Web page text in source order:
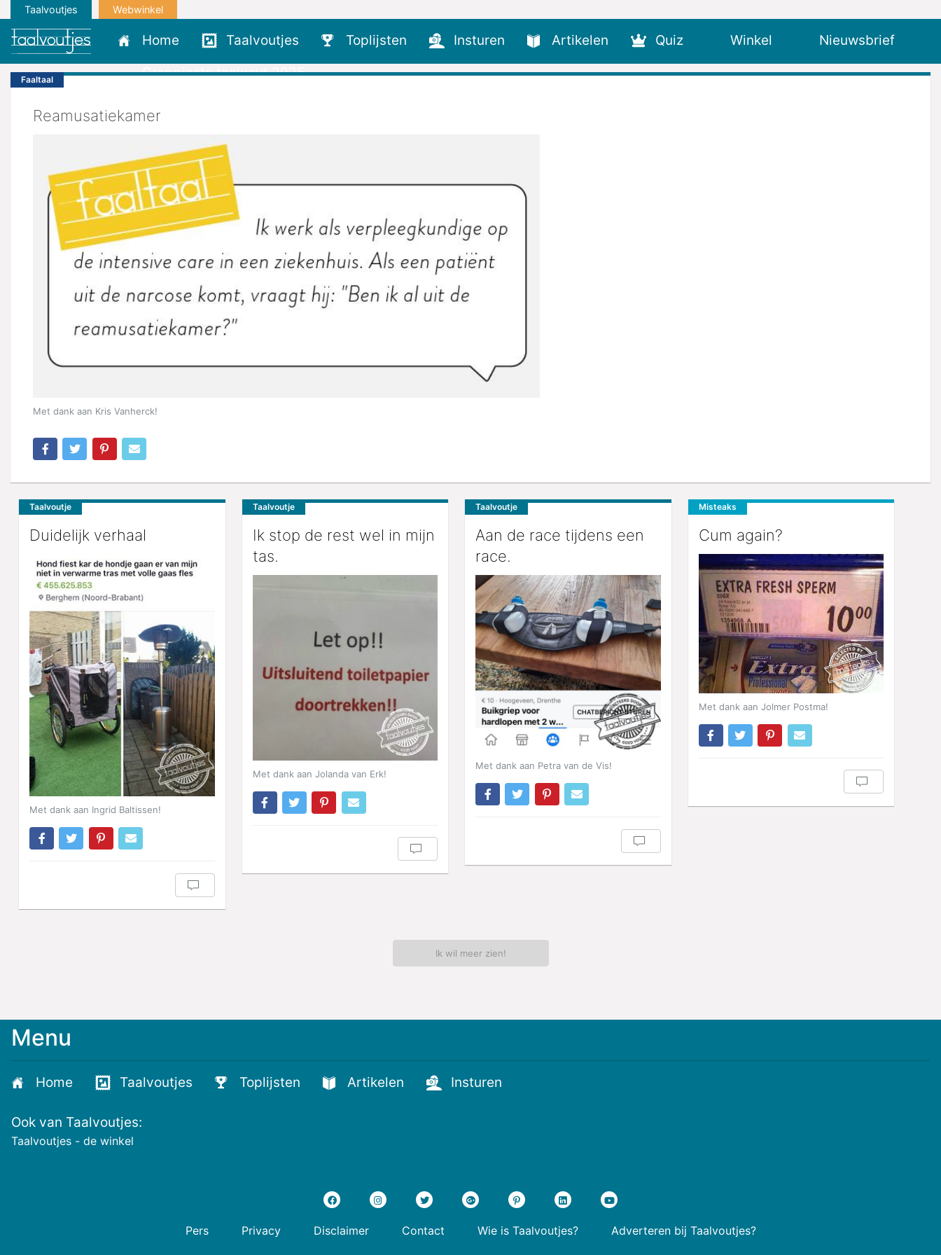
Taalvoutjes Webwinkel
Home Taalvoutjes Toplijsten Insturen Artikelen Quiz Winkel
Nieuwsbrief
Grappigste taalvout 2025
Faaltaal
Reamusatiekamer
Met dank aan Kris Vanherck!
Taalvoutje
Duidelijk verhaal
Met dank aan Ingrid Baltissen!
Taalvoutje
Ik stop de rest wel in mijn
tas.
Met dank aan Jolanda van Erk!
Taalvoutje
Aan de race tijdens een
race.
Met dank aan Petra van de Vis!
Misteaks
Cum again?
Met dank aan Jolmer Postma!
Ik wil meer zien!
Meld
voor
nieuwste
voutjes
Menu
Home Taalvoutjes Toplijsten Artikelen Insturen
Ook van Taalvoutjes:
Taalvoutjes - de winkel
Pers Privacy Disclaimer Contact Wie is Taalvoutjes? Adverteren bij Taalvoutjes?